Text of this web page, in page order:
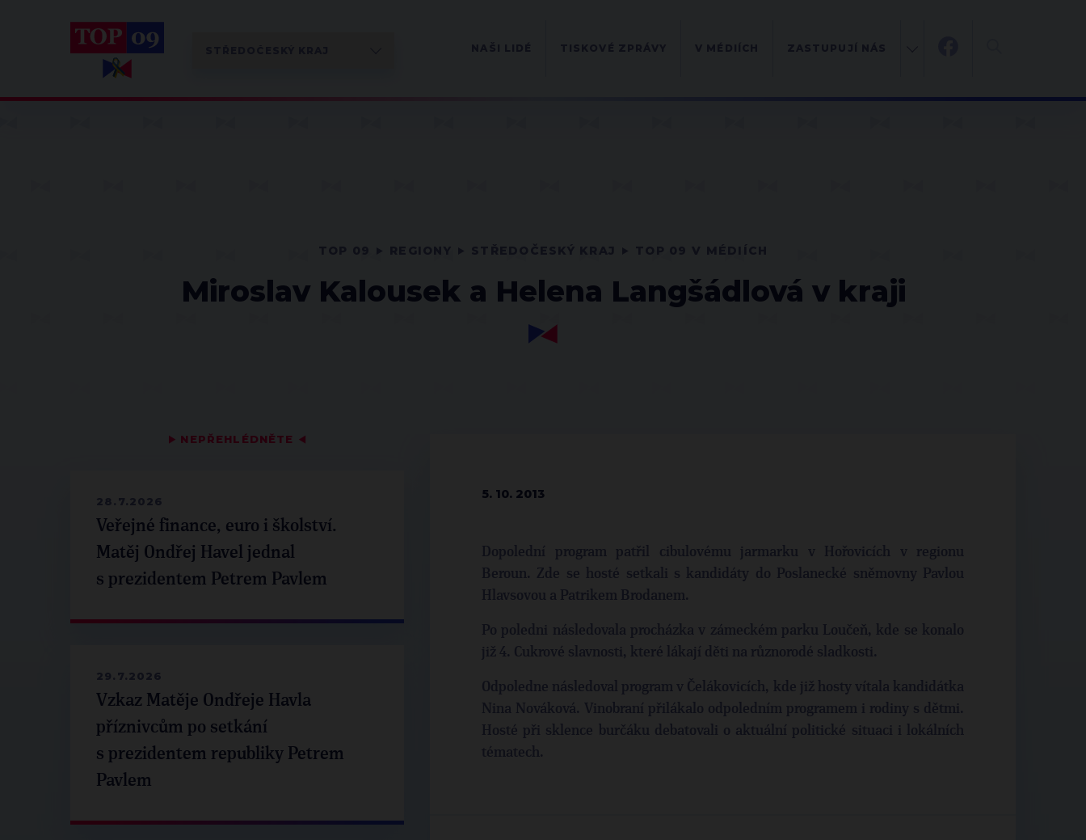
Miroslav Kalousek a Helena Langšádlová v kraji
▶ NEPŘEHLÉDNĚTE ◀
28.7.2026
Veřejné finance, euro i školství.
Matěj Ondřej Havel jednal
s prezidentem Petrem Pavlem
29.7.2026
Vzkaz Matěje Ondřeje Havla
příznivcům po setkání
s prezidentem republiky Petrem
Pavlem
5. 10. 2013
Dopolední program patřil cibulovému jarmarku v Hořovicích v regionu
Beroun. Zde se hosté setkali s kandidáty do Poslanecké sněmovny Pavlou
Hlavsovou a Patrikem Brodanem.
Po poledni následovala procházka v zámeckém parku Loučeň, kde se konalo
již 4. Cukrové slavnosti, které lákají děti na různorodé sladkosti.
Odpoledne následoval program v Čelákovicích, kde již hosty vítala kandidátka
Nina Nováková. Vinobraní přilákalo odpoledním programem i rodiny s dětmi.
Hosté při sklence burčáku debatovali o aktuální politické situaci i lokálních
tématech.